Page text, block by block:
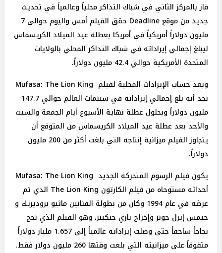
فاز بالمركز الثاني في شباك التذاكر محلياً وعالمياً في تحديث
جديد من موقع Deadline حقق الفيلم أمس واليوم حوالي 7
مليون دولاراً أمريكياً في أمريكا بعطلة عيد الميلاد الكريسماس
ليبلغ إجمالي إيراداته في شباك التذاكر المحلي بالولايات
المتحدة الأمريكية حوالي 42.4 مليون دولاراً.
وبعد حساب الإيرادات المحلية لفيلم Mufasa: The Lion King
نجد أنه بلغ إجمالي إيراداته في سينمات العالم حوالي 147.7
مليون دولاراً وبحلول عطلة نهاية الأسبوع أيام الجمعة والسبت
والأحد بعد عطلة عيد الميلاد الكريسماس من المتوقع أن
يتجاوز الفيلم ميزانية إنتاجه التي بلغت أكثر من 200 مليون
دولاراً.
يكون فيلم الرسوم المتحركة الجديد Mufasa: The Lion King
أحداثه مستوحاه من فيلم الكارتون The Lion King الذي تم
عرضه في عام 1994 وكان من بطولة الفنانين ماثيو بروديريك و
جيمس إيرل جونز وإخراج باري جنكينز، وهو الفيلم الذي نجح
نجاحاً ساحقاً حتى وصلت إيراداته عالمياً إلى 1.657 مليار دولاراً
متفوقاً على ميزانيته التي بلغت وقتها 260 مليون دولار فقط.